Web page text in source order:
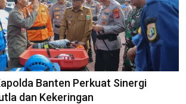
Banten Perkuat Sinergi
dan Kekeringan